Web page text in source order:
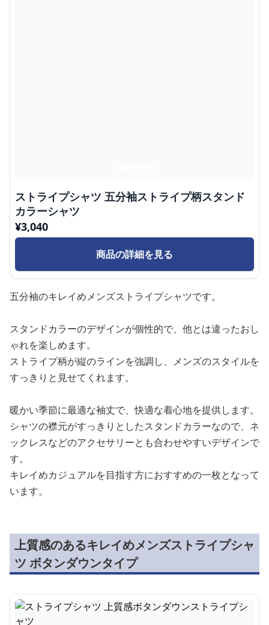
ストライプシャツ 五分袖ストライプ柄スタンド
カラーシャツ
¥3,040
商品の詳細を見る
五分袖のキレイめメンズストライプシャツです。
スタンドカラーのデザインが個性的で、他とは違ったおし
ゃれを楽しめます。
ストライプ柄が縦のラインを強調し、メンズのスタイルを
すっきりと見せてくれます。
暖かい季節に最適な袖丈で、快適な着心地を提供します。
シャツの襟元がすっきりとしたスタンドカラーなので、ネ
ックレスなどのアクセサリーとも合わせやすいデザインで
す。
キレイめカジュアルを目指す方におすすめの一枚となって
います。
上質感のあるキレイめメンズストライプシャ
ツ ボタンダウンタイプ